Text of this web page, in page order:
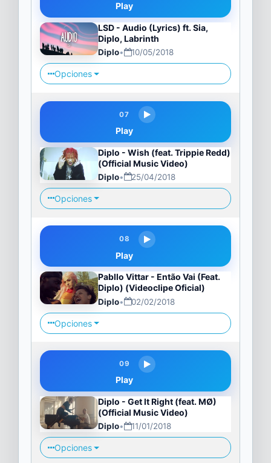
Play
LSD - Audio (Lyrics) ft. Sia,
Diplo, Labrinth
Diplo• 10/05/2018
Opciones
07
Play
Diplo - Wish (feat. Trippie Redd)
(Official Music Video)
Diplo• 25/04/2018
Opciones
08
Play
Pabllo Vittar - Então Vai (Feat.
Diplo) (Videoclipe Oficial)
Diplo• 02/02/2018
Opciones
09
Play
Diplo - Get It Right (feat. MØ)
(Official Music Video)
Diplo• 11/01/2018
Opciones